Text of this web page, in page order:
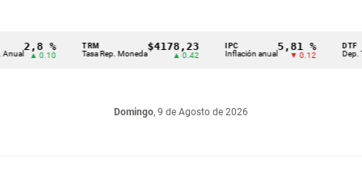
%
0.10
TRM
Tasa Rep. Moneda
$4178,23
▲ 0.42
IPC
Inflación anual
5,81 %
▼ 0.12
DTF
Dep. Término
Domingo, 9 de Agosto de 2026